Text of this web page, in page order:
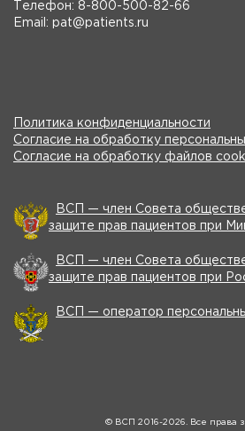
Телефон: 8-800-500-82-66
Email: pat@patients.ru
Политика конфиденциальности
Согласие на обработку
Согласие на обработку файлов
ВСП — член Совета
защите прав пациентов при
ВСП — член Совета
защите прав пациентов при
ВСП — оператор
© ВСП 2016-2026. Все права